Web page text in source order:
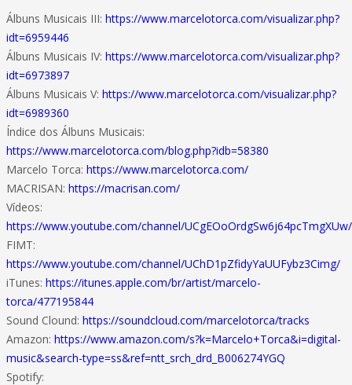
Álbuns Musicais III: https://www.marcelotorca.com/visualizar.php?
idt=6959446
Álbuns Musicais IV: https://www.marcelotorca.com/visualizar.php?
idt=6973897
Álbuns Musicais V: https://www.marcelotorca.com/visualizar.php?
idt=6989360
Índice dos Álbuns Musicais:
https://www.marcelotorca.com/blog.php?idb=58380
Marcelo Torca: https://www.marcelotorca.com/
MACRISAN: https://macrisan.com/
Vídeos:
https://www.youtube.com/channel/UCgEOoOrdgSw6j64pcTmgXUw/
FIMT:
https://www.youtube.com/channel/UChD1pZfidyYaUUFybz3Cimg/
iTunes: https://itunes.apple.com/br/artist/marcelo-
torca/477195844
Sound Clound: https://soundcloud.com/marcelotorca/tracks
Amazon: https://www.amazon.com/s?k=Marcelo+Torca&i=digital-
music&search-type=ss&ref=ntt_srch_drd_B006274YGQ
Spotify: